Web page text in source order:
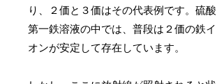
り、２価と３価はその代表例です。硫酸
第一鉄溶液の中では、普段は２価の鉄イ
オンが安定して存在しています。